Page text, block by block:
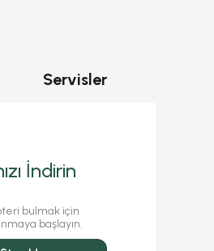
Servisler
İndirin
bulmak için
başlayın.